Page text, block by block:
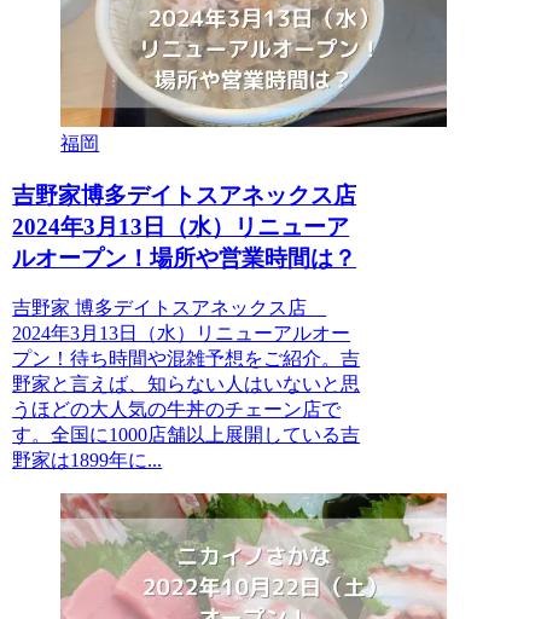
福岡
吉野家博多デイトスアネックス店
2024年3月13日（水）リニューア
ルオープン！場所や営業時間は？
吉野家 博多デイトスアネックス店
2024年3月13日（水）リニューアルオー
プン！待ち時間や混雑予想をご紹介。吉
野家と言えば、知らない人はいないと思
うほどの大人気の牛丼のチェーン店で
す。全国に1000店舗以上展開している吉
野家は1899年に...